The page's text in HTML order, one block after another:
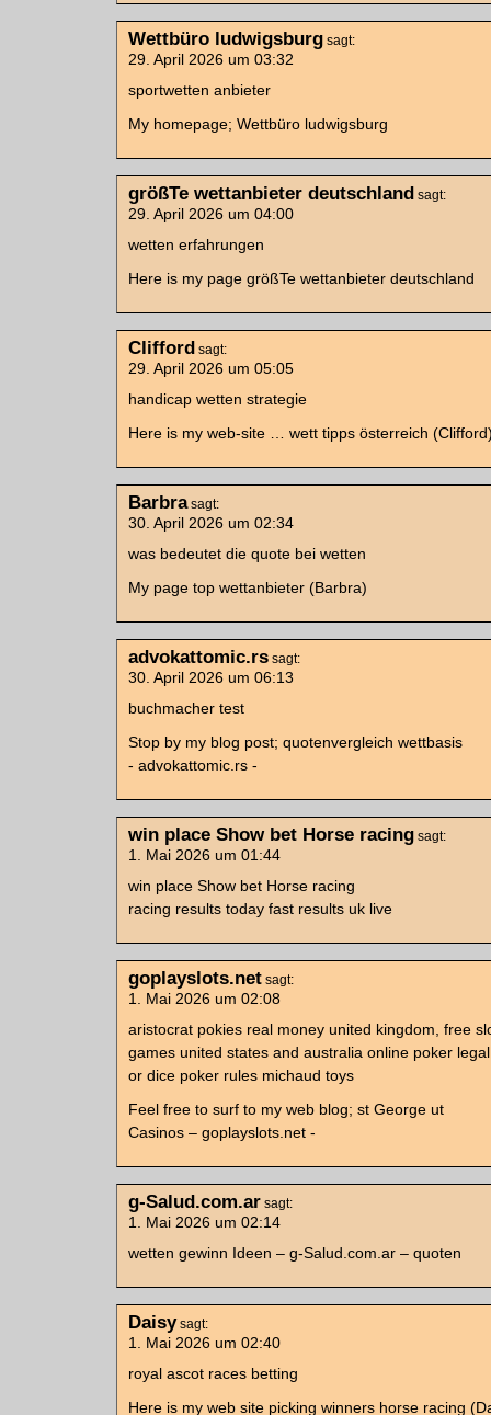
Wettbüro ludwigsburg sagt:
29. April 2026 um 03:32
sportwetten anbieter
My homepage; Wettbüro ludwigsburg
größTe wettanbieter deutschland sagt:
29. April 2026 um 04:00
wetten erfahrungen
Here is my page größTe wettanbieter deutschland
Clifford sagt:
29. April 2026 um 05:05
handicap wetten strategie
Here is my web-site … wett tipps österreich
Barbra sagt:
30. April 2026 um 02:34
was bedeutet die quote bei wetten
My page top wettanbieter (Barbra)
advokattomic.rs sagt:
30. April 2026 um 06:13
buchmacher test
Stop by my blog post; quotenvergleich wettbasis
- advokattomic.rs -
win place Show bet Horse racing​ sagt:
1. Mai 2026 um 01:44
win place Show bet Horse racing​
racing results today fast results uk live​
goplayslots.net sagt:
1. Mai 2026 um 02:08
aristocrat pokies real money united kingdom, free
games united states and australia online poker
or dice poker rules michaud toys
Feel free to surf to my web blog; st George ut
Casinos – goplayslots.net -
g-Salud.com.ar sagt:
1. Mai 2026 um 02:14
wetten gewinn Ideen – g-Salud.com.ar – quoten
Daisy sagt:
1. Mai 2026 um 02:40
royal ascot races betting​
Here is my web site picking winners horse racing​